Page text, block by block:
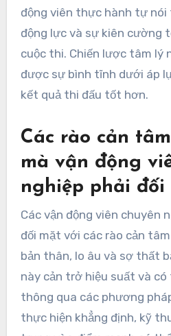
động viên thực hành tự
động lực và sự kiên cường
cuộc thi. Chiến lược tâm lý
được sự bình tĩnh dưới áp
kết quả thi đấu tốt hơn.
Các rào cản
mà vận động
nghiệp phải
Các vận động viên chuyên
đối mặt với các rào cản
bản thân, lo âu và sợ thất
này cản trở hiệu suất và
thông qua các phương
thực hiện khẳng định, kỹ